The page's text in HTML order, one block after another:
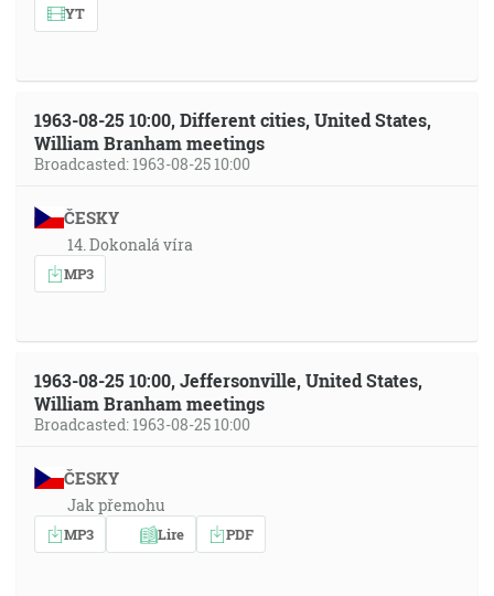
YT
1963-08-25 10:00, Different cities, United States,
William Branham meetings
Broadcasted: 1963-08-25 10:00
ČESKY
14. Dokonalá víra
MP3
1963-08-25 10:00, Jeffersonville, United States,
William Branham meetings
Broadcasted: 1963-08-25 10:00
ČESKY
Jak přemohu
MP3 Lire PDF